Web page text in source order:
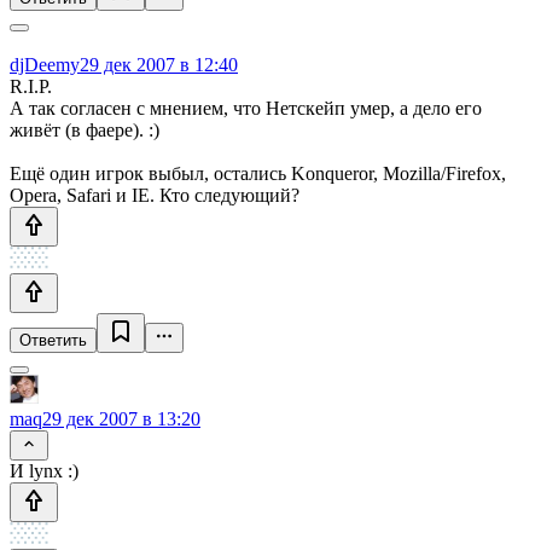
djDeemy29 дек 2007 в 12:40
R.I.P.
А так согласен с мнением, что Нетскейп умер, а дело его
живёт (в фаере). :)
Ещё один игрок выбыл, остались Konqueror, Mozilla/Firefox,
Opera, Safari и IE. Кто следующий?
Ответить
maq29 дек 2007 в 13:20
И lynx :)